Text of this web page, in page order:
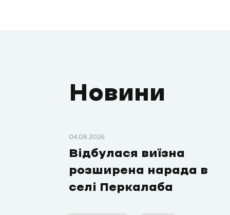
Новини
04.08.2026
Відбулася виїзна
розширена нарада в
селі Перкалаба